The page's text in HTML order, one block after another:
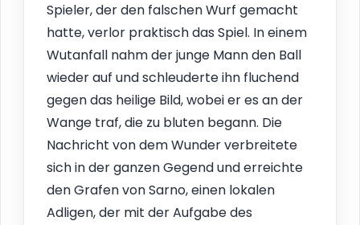
Spieler, der den falschen Wurf gemacht
hatte, verlor praktisch das Spiel. In einem
Wutanfall nahm der junge Mann den Ball
wieder auf und schleuderte ihn fluchend
gegen das heilige Bild, wobei er es an der
Wange traf, die zu bluten begann. Die
Nachricht von dem Wunder verbreitete
sich in der ganzen Gegend und erreichte
den Grafen von Sarno, einen lokalen
Adligen, der mit der Aufgabe des